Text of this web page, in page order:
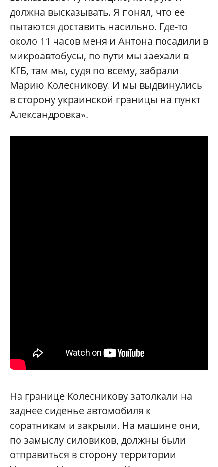
должна высказывать. Я понял, что ее
пытаются доставить насильно. Где-то
около 11 часов меня и Антона посадили в
микроавтобусы, по пути мы заехали в
КГБ, там мы, судя по всему, забрали
Марию Колесникову. И мы выдвинулись
в сторону украинской границы на пункт
Александровка».
На границе Колесникову затолкали на
заднее сиденье автомобиля к
соратникам и закрыли. На машине они,
по замыслу силовиков, должны были
отправиться в сторону территории